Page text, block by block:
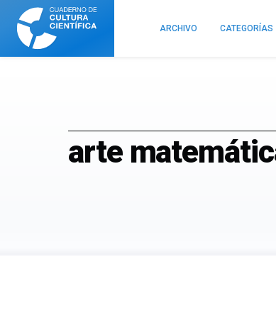
Cuaderno
Cultura
Científica
ARCHIVO CATEGORÍAS
arte